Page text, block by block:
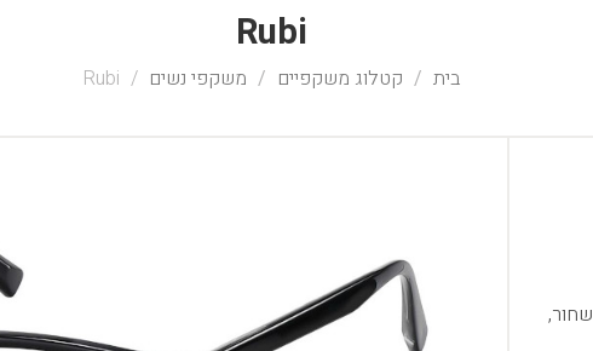
Rubi
בית קטלוג משקפיים משקפי נשים Rubi